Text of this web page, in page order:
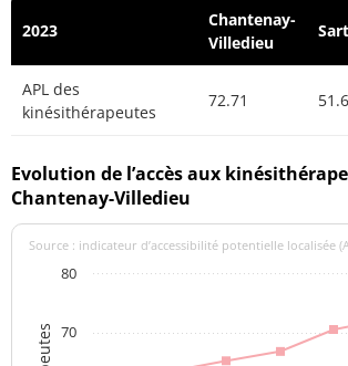
2023
Chantenay-
Villedieu
APL des
kinésithérapeutes
72.71
Evolution de l’accès aux
Chantenay-Villedieu
Source : indicateur d’accessibilité potentielle localisée
70
80